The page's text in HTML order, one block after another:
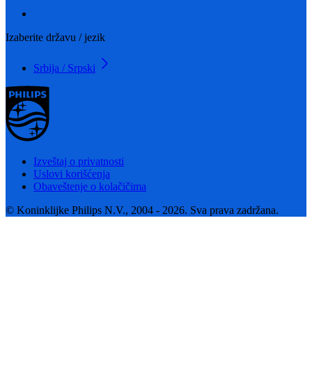
Izaberite državu / jezik
Srbija / Srpski
Izveštaj o privatnosti
Uslovi korišćenja
Obaveštenje o kolačičima
© Koninklijke Philips N.V., 2004 - 2026. Sva prava zadržana.